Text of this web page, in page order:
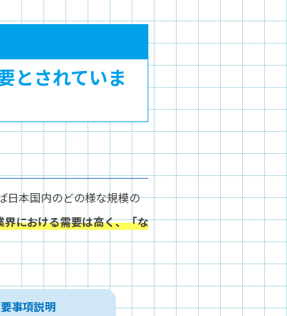
とされていま
日本国内のどの様な規模の
界における需要は高く、「な
事項説明